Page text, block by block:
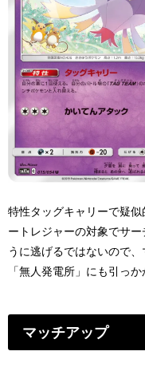
特性タッグキャリーで疑
ートレジャーの対象でサ
うに逃げるではないので
「無人発電所」にも引っか
マッチアップ